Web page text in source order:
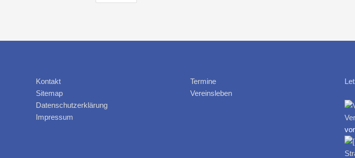
Kontakt
Sitemap
Datenschutzerklärung
Impressum
Termine
Vereinsleben